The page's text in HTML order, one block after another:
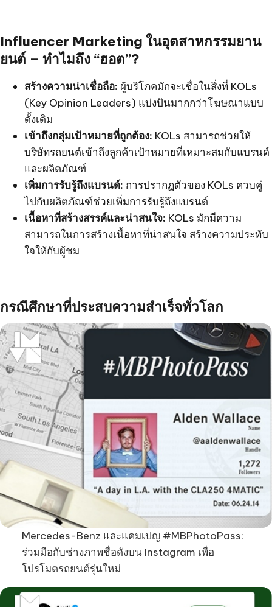
Influencer Marketing ในอุตสาหกรรมยาน
ยนต์ – ทำไมถึง “ฮอต”?
สร้างความน่าเชื่อถือ: ผู้บริโภคมักจะเชื่อในสิ่งที่ KOLs
(Key Opinion Leaders) แบ่งปันมากกว่าโฆษณาแบบ
ดั้งเดิม
เข้าถึงกลุ่มเป้าหมายที่ถูกต้อง: KOLs สามารถช่วยให้
บริษัทรถยนต์เข้าถึงลูกค้าเป้าหมายที่เหมาะสมกับแบรนด์
และผลิตภัณฑ์
เพิ่มการรับรู้ถึงแบรนด์: การปรากฏตัวของ KOLs ควบคู่
ไปกับผลิตภัณฑ์ช่วยเพิ่มการรับรู้ถึงแบรนด์
เนื้อหาที่สร้างสรรค์และน่าสนใจ: KOLs มักมีความ
สามารถในการสร้างเนื้อหาที่น่าสนใจ สร้างความประทับ
ใจให้กับผู้ชม
กรณีศึกษาที่ประสบความสำเร็จทั่วโลก
Mercedes-Benz และแคมเปญ #MBPhotoPass:
ร่วมมือกับช่างภาพชื่อดังบน Instagram เพื่อ
โปรโมตรถยนต์รุ่นใหม่